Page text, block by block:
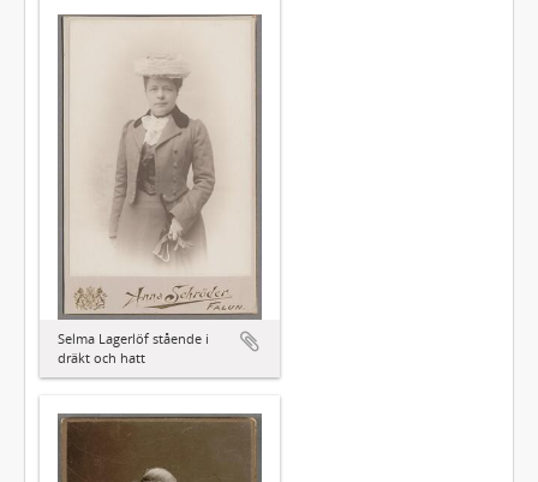
Selma Lagerlöf stående i
dräkt och hatt